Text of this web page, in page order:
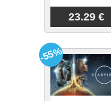
23.29 €
-55%